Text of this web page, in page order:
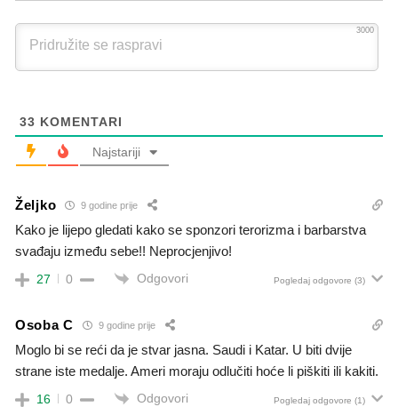
3000
33 KOMENTARI
Najstariji
Željko 9 godine prije
Kako je lijepo gledati kako se sponzori terorizma i barbarstva
svađaju između sebe!! Neprocjenjivo!
27 0 Odgovori Pogledaj odgovore (3)
Osoba C 9 godine prije
Moglo bi se reći da je stvar jasna. Saudi i Katar. U biti dvije
strane iste medalje. Ameri moraju odlučiti hoće li piškiti ili kakiti.
16 0 Odgovori Pogledaj odgovore (1)